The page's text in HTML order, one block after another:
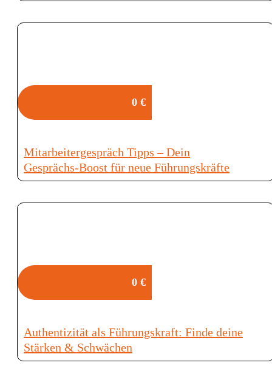
0 €
Mitarbeitergespräch Tipps – Dein
Gesprächs‑Boost für neue Führungskräfte
0 €
Authentizität als Führungskraft: Finde deine
Stärken & Schwächen